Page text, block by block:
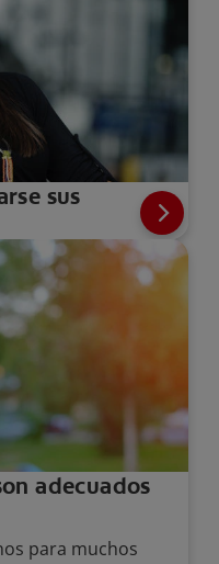
sus
adecuados
para muchos